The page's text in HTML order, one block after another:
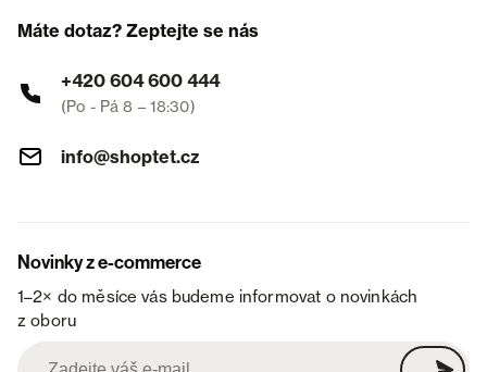
Máte dotaz? Zeptejte se nás
+420 604 600 444
(Po - Pá 8 – 18:30)
info@shoptet.cz
Novinky z e-commerce
1–2× do měsíce vás budeme informovat o novinkách
z oboru